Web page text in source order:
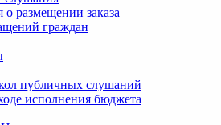
размещении заказа
граждан
публичных слушаний
исполнения бюджета